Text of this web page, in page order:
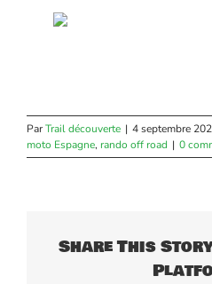
ParTrail découverte | 4 septembre
moto Espagne, rando off road | 0
Share This